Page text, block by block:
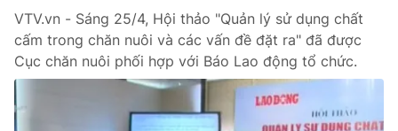
VTV.vn - Sáng 25/4, Hội thảo "Quản lý sử dụng chất
cấm trong chăn nuôi và các vấn đề đặt ra" đã được
Cục chăn nuôi phối hợp với Báo Lao động tổ chức.